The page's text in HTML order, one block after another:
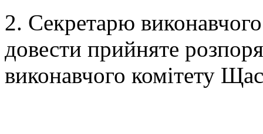
2. Секретарю
довести прийняте
виконавчого комітету